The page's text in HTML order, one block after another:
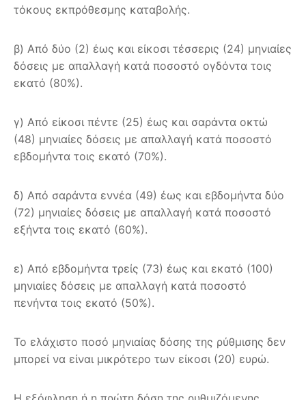
τόκους εκπρόθεσμης καταβολής.
β) Από δύο (2) έως και είκοσι τέσσερις (24) μηνιαίες
δόσεις με απαλλαγή κατά ποσοστό ογδόντα τοις
εκατό (80%).
γ) Από είκοσι πέντε (25) έως και σαράντα οκτώ
(48) μηνιαίες δόσεις με απαλλαγή κατά ποσοστό
εβδομήντα τοις εκατό (70%).
δ) Από σαράντα εννέα (49) έως και εβδομήντα δύο
(72) μηνιαίες δόσεις με απαλλαγή κατά ποσοστό
εξήντα τοις εκατό (60%).
ε) Από εβδομήντα τρείς (73) έως και εκατό (100)
μηνιαίες δόσεις με απαλλαγή κατά ποσοστό
πενήντα τοις εκατό (50%).
Το ελάχιστο ποσό μηνιαίας δόσης της ρύθμισης δεν
μπορεί να είναι μικρότερο των είκοσι (20) ευρώ.